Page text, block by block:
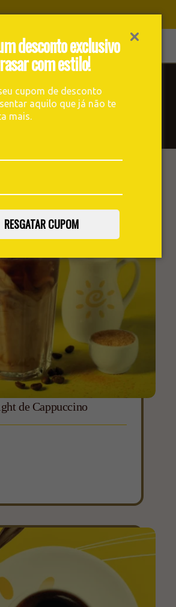
desconto exclusivo
com estilo!
cupom de desconto
aquilo que já não te
mais.
RESGATAR CUPOM
e muito mais sobre o mundo
aqui. Prepare uma boa xícara e
de Cappuccino